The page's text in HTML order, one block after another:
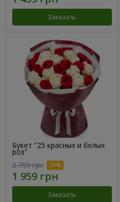
Заказать
Букет "25 красных и белых
роз"
2 799 грн
Заказать